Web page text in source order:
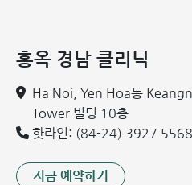
홍옥 경남 클리닉
Ha Noi, Yen Hoa동
Tower 빌딩 10층
핫라인: (84-24) 3927 5568
지금 예약하기